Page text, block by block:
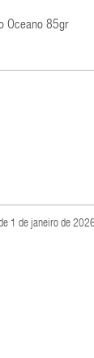
Oceano 85gr
1 de janeiro de